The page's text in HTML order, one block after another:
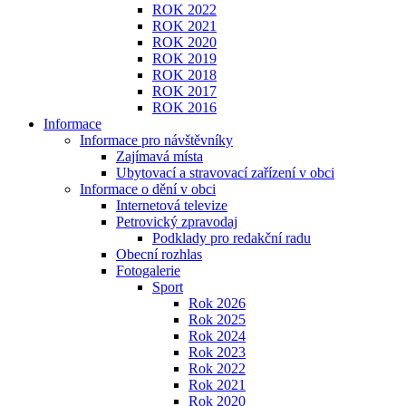
ROK 2022
ROK 2021
ROK 2020
ROK 2019
ROK 2018
ROK 2017
ROK 2016
Informace
Informace pro návštěvníky
Zajímavá místa
Ubytovací a stravovací zařízení v obci
Informace o dění v obci
Internetová televize
Petrovický zpravodaj
Podklady pro redakční radu
Obecní rozhlas
Fotogalerie
Sport
Rok 2026
Rok 2025
Rok 2024
Rok 2023
Rok 2022
Rok 2021
Rok 2020